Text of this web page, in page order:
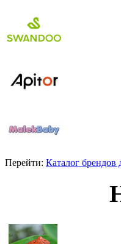
Перейти: Каталог брендов